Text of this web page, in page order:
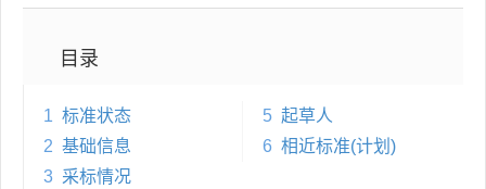
目录
1 标准状态
2 基础信息
3 采标情况
5 起草人
6 相近标准(计划)